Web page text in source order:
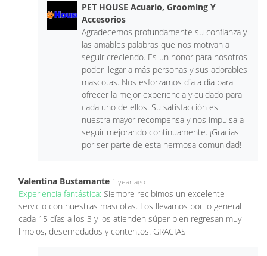
PET HOUSE Acuario, Grooming Y
Accesorios
Agradecemos profundamente su confianza y
las amables palabras que nos motivan a
seguir creciendo. Es un honor para nosotros
poder llegar a más personas y sus adorables
mascotas. Nos esforzamos día a día para
ofrecer la mejor experiencia y cuidado para
cada uno de ellos. Su satisfacción es
nuestra mayor recompensa y nos impulsa a
seguir mejorando continuamente. ¡Gracias
por ser parte de esta hermosa comunidad!
Valentina Bustamante 1 year ago
Experiencia fantástica: Siempre recibimos un excelente
servicio con nuestras mascotas. Los llevamos por lo general
cada 15 días a los 3 y los atienden súper bien regresan muy
limpios, desenredados y contentos. GRACIAS